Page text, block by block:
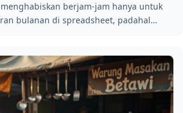
berjam-jam hanya untuk
bulanan di spreadsheet, padahal…